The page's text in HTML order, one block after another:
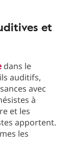
et
dans le
auditifs,
avec
à
et les
apportent.
les